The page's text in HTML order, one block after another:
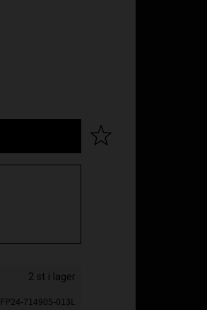
Lägg till i favoriter
2 st i lager
FP24-714905-013L